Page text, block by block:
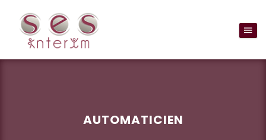
AUTOMATICIEN